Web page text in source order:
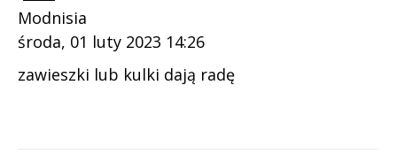
Modnisia
środa, 01 luty 2023 14:26
zawieszki lub kulki dają radę